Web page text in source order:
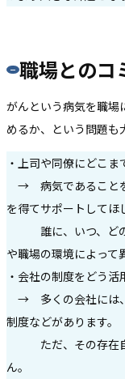
職場とのコ
がんという病気を職場
めるか、という問題も
・上司や同僚にどこま
→ 病気であることを
を得てサポートしてほ
誰に、いつ、どの
や職場の環境によって
・会社の制度をどう
→ 多くの会社には、
制度などがあります。
ただ、その存在自
ん。